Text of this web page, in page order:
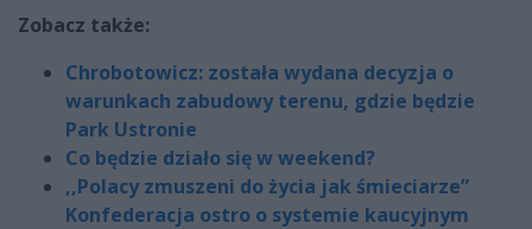
Zobacz także:
Chrobotowicz: została wydana decyzja o
warunkach zabudowy terenu, gdzie będzie
Park Ustronie
Co będzie działo się w weekend?
,,Polacy zmuszeni do życia jak śmieciarze”
Konfederacja ostro o systemie kaucyjnym